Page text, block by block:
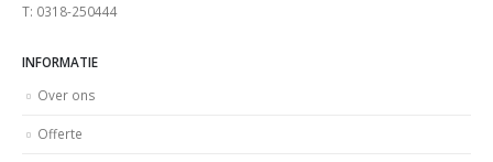
T: 0318-250444
INFORMATIE
Over ons
Offerte